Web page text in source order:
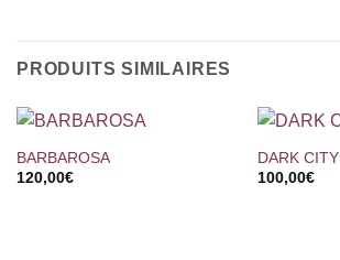
PRODUITS SIMILAIRES
BARBAROSA
120,00€
DARK CITY
100,00€